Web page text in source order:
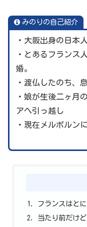
みのりの自己紹介
・大阪出身の日本
・とあるフランス
婚。
・渡仏したのち、
・娘が生後二ヶ月
アへ引っ越し
・現在メルボルン
1. フランスはとに
2. 当たり前だけど